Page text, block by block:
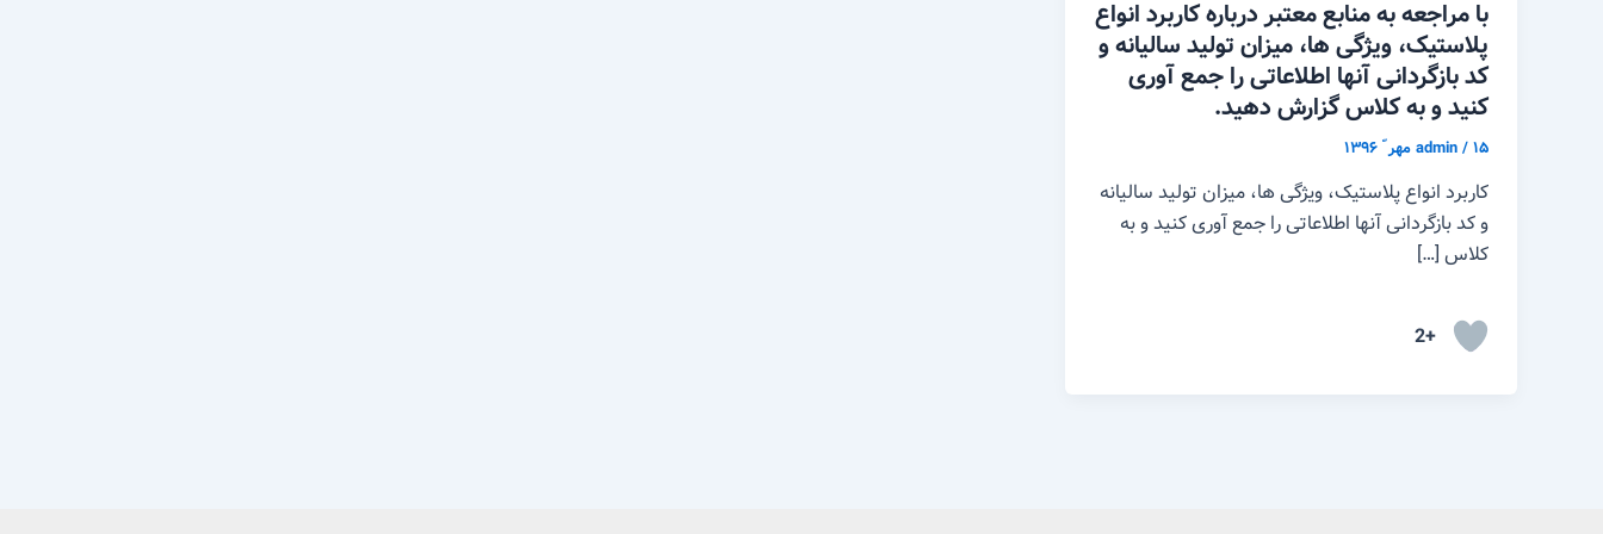
با مراجعه به منابع معتبر درباره کاربرد انواع
پلاستیک، ویژگی ها، میزان تولید سالیانه و
کد بازگردانی آنها اطلاعاتی را جمع آوری
کنید و به کلاس گزارش دهید.
admin/۱۵ مهر ّ ۱۳۹۶
کاربرد انواع پلاستیک، ویژگی ها، میزان تولید سالیانه
و کد بازگردانی آنها اطلاعاتی را جمع آوری کنید و به
کلاس […]
+2